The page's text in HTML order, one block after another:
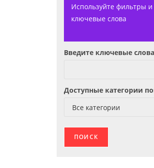
Используйте фильтры и
ключевые слова
Введите ключевые слова
Доступные категории